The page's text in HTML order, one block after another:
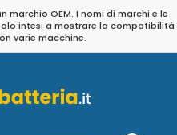
OEM. I nomi di marchi e le
intesi a mostrare la compatibilità
varie macchine.